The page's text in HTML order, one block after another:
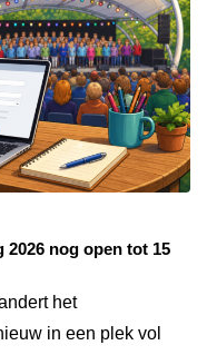
nog open tot 15
het
in een plek vol